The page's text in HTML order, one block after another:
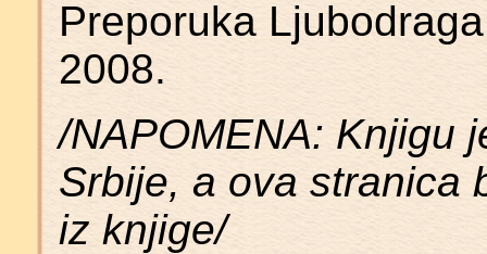
Preporuka
2008.
/NAPOMENA: Knjigu
Srbije, a ova stranica
iz knjige/